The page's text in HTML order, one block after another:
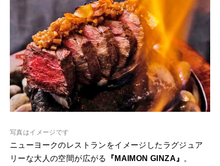
写真はイメージです
ニューヨークのレストランをイメージしたラグジュア
リーな大人の空間が広がる
『MAIMON GINZA』 。